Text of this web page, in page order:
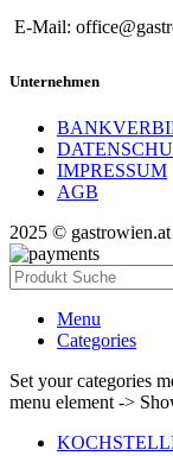
E-Mail:
Unternehmen
IMPRESSUM
AGB
2025 © gastrowien.at
Menu
Categories
Set your categories
menu element ->